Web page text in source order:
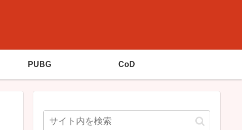
PUBG CoD